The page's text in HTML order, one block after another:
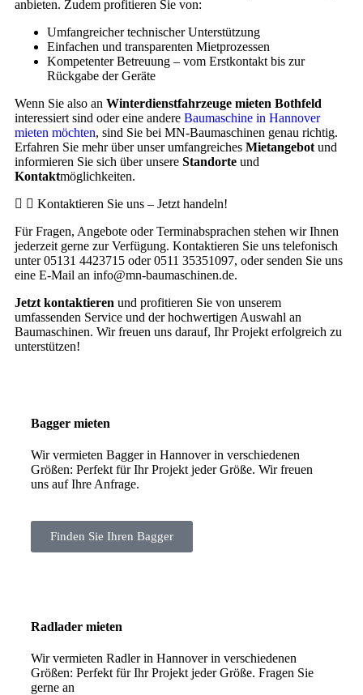
anbieten. Zudem profitieren Sie von:
Umfangreicher technischer Unterstützung
Einfachen und transparenten Mietprozessen
Kompetenter Betreuung – vom Erstkontakt bis zur
Rückgabe der Geräte
Wenn Sie also an Winterdienstfahrzeuge mieten Bothfeld
interessiert sind oder eine andere Baumaschine in Hannover
mieten möchten, sind Sie bei MN-Baumaschinen genau richtig.
Erfahren Sie mehr über unser umfangreiches Mietangebot und
informieren Sie sich über unsere Standorte und
Kontaktmöglichkeiten.
Kontaktieren Sie uns – Jetzt handeln!
Für Fragen, Angebote oder Terminabsprachen stehen wir Ihnen
jederzeit gerne zur Verfügung. Kontaktieren Sie uns telefonisch
unter 05131 4423715 oder 0511 35351097, oder senden Sie uns
eine E-Mail an info@mn-baumaschinen.de.
Jetzt kontaktieren und profitieren Sie von unserem
umfassenden Service und der hochwertigen Auswahl an
Baumaschinen. Wir freuen uns darauf, Ihr Projekt erfolgreich zu
unterstützen!
Bagger mieten
Wir vermieten Bagger in Hannover in verschiedenen
Größen: Perfekt für Ihr Projekt jeder Größe. Wir freuen
uns auf Ihre Anfrage.
Finden Sie Ihren Bagger
Radlader mieten
Wir vermieten Radler in Hannover in verschiedenen
Größen: Perfekt für Ihr Projekt jeder Größe. Fragen Sie
gerne an